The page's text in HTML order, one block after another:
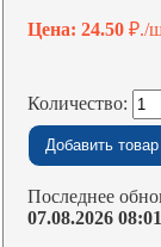
Цена: 24.50₽./
Количество:
Последнее
07.08.2026